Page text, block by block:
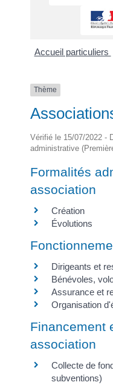
Accueil particuliers
Thème
Vérifié le 15/07/2022 -
administrative
Formalités
association
Création
Évolutions
Dirigeants et
Bénévoles,
Assurance et
Organisation
Financement
association
Collecte de
subventions)